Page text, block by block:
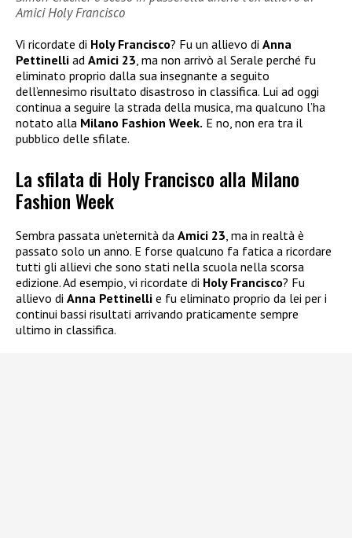
Amici Holy Francisco
Vi ricordate di Holy Francisco? Fu un allievo di Anna
Pettinelli ad Amici 23, ma non arrivò al Serale perché fu
eliminato proprio dalla sua insegnante a seguito
dell’ennesimo risultato disastroso in classifica. Lui ad oggi
continua a seguire la strada della musica, ma qualcuno l’ha
notato alla Milano Fashion Week. E no, non era tra il
pubblico delle sfilate.
La sfilata di Holy Francisco alla Milano
Fashion Week
Sembra passata un’eternità da Amici 23 , ma in realtà è
passato solo un anno. E forse qualcuno fa fatica a ricordare
tutti gli allievi che sono stati nella scuola nella scorsa
edizione. Ad esempio, vi ricordate di Holy Francisco? Fu
allievo di Anna Pettinelli e fu eliminato proprio da lei per i
continui bassi risultati arrivando praticamente sempre
ultimo in classifica.